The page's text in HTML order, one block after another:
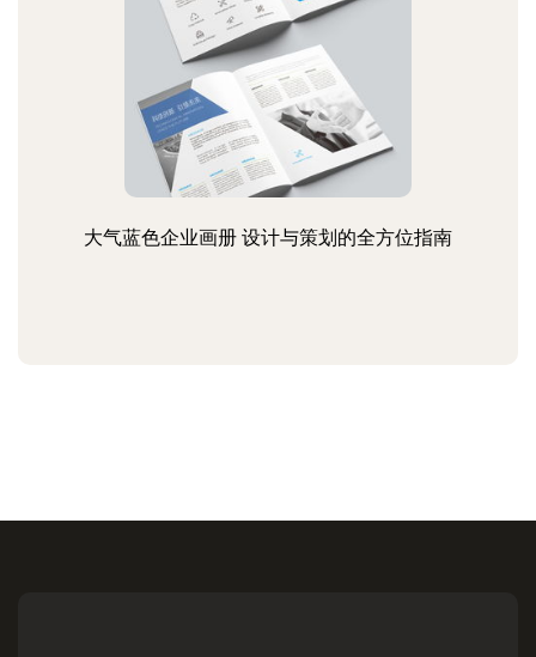
大气蓝色企业画册 设计与策划的全方位指南